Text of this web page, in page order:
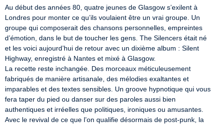
Au début des années 80, quatre jeunes de Glasgow s’exilent à
Londres pour monter ce qu’ils voulaient être un vrai groupe. Un
groupe qui composerait des chansons personnelles, empreintes
d’émotion, dans le but de toucher les gens. The Silencers était né
et les voici aujourd’hui de retour avec un dixième album : Silent
Highway, enregistré à Nantes et mixé à Glasgow.
La recette reste inchangée. Des morceaux méticuleusement
fabriqués de manière artisanale, des mélodies exaltantes et
imparables et des textes sensibles. Un groove hypnotique qui vous
fera taper du pied ou danser sur des paroles aussi bien
authentiques et irréelles que politiques, ironiques ou amusantes.
Avec le revival de ce que l’on qualifie désormais de post-punk, la